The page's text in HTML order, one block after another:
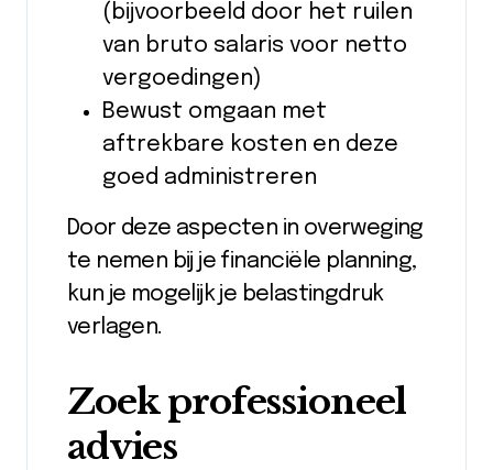
(bijvoorbeeld door het ruilen
van bruto salaris voor netto
vergoedingen)
Bewust omgaan met
aftrekbare kosten en deze
goed administreren
Door deze aspecten in overweging
te nemen bij je financiële planning,
kun je mogelijk je belastingdruk
verlagen.
Zoek professioneel
advies